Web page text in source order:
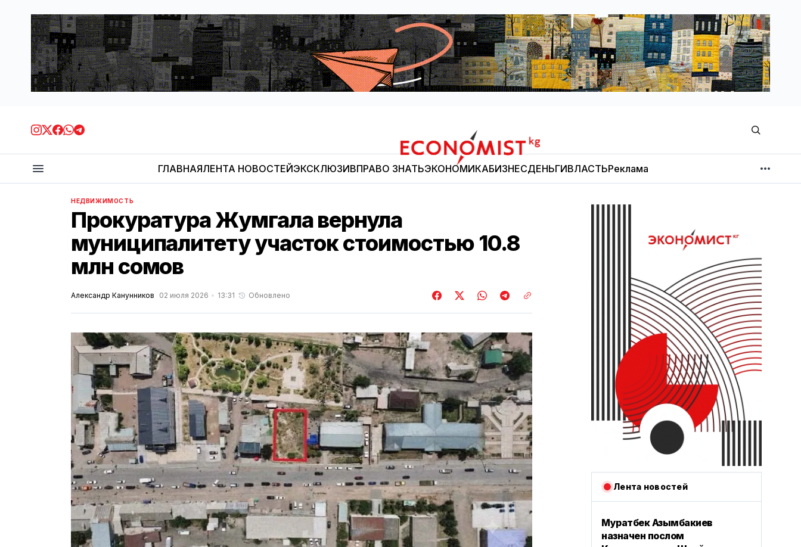
Economist.kg
ГЛАВНАЯЛЕНТА НОВОСТЕЙЭКСКЛЮЗИВПРАВО ЗНАТЬЭКОНОМИКАБИЗНЕСДЕНЬГИВЛАСТЬРеклама
МНЕНИЕ
НЕДВИЖИМОСТЬ
Прокуратура Жумгала вернула
муниципалитету участок стоимостью 10.8
млн сомов
Александр Канунников 02 июля 2026 13:31 Обновлено
Лента новостей
Муратбек Азымбакиев
назначен послом